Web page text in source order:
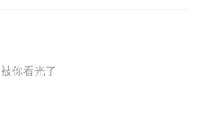
的竞争力促进经济发展水平，建
被你看光了